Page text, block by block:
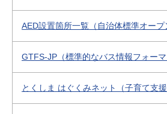
AED設置箇所一覧（自治体標準オープ
GTFS-JP（標準的なバス情報フォーマ
とくしま はぐくみネット（子育て支援